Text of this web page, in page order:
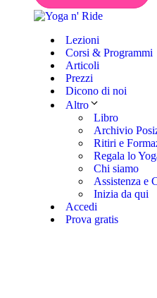
Lezioni
Corsi & Programmi
Articoli
Prezzi
Dicono di noi
Altro
Libro
Archivio
Ritiri e
Regala lo
Chi siamo
Assistenza e
Inizia da qui
Accedi
Prova gratis